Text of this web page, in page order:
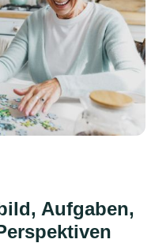
Aufgaben,